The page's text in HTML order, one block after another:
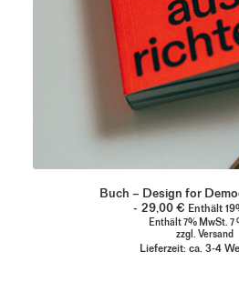
Buch – Design for
29,00€ Enthält
Enthält 7% MwSt. 7
zzgl. Versand
Lieferzeit: ca. 3-4